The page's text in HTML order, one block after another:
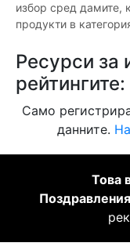
избор сред дамите,
продукти в
Ресурси за
рейтингите:
Само
данните.
Това